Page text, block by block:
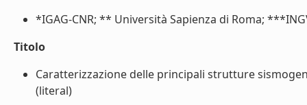
*IGAG-CNR; ** Università Sapienza di Roma;
Titolo
Caratterizzazione delle principali strutture
(literal)